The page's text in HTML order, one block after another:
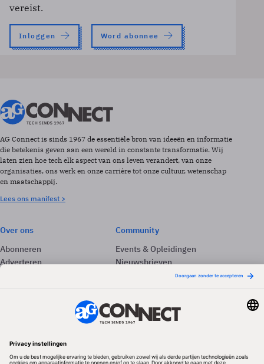
vereist.
Inloggen Word abonnee
AG Connect is sinds 1967 de essentiële bron van ideeën en informatie
die betekenis geven aan een wereld in constante transformatie. Wij
laten zien hoe tech elk aspect van ons leven verandert, van onze
organisaties, ons werk en onze carrière tot onze cultuur, wetenschap
en maatschappij.
Lees ons manifest >
Over ons
Abonneren
Adverteren
Community
Events & Opleidingen
Nieuwsbrieven
Volg ons